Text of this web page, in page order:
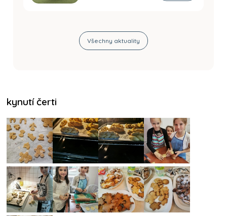
Všechny aktuality
kynutí čerti